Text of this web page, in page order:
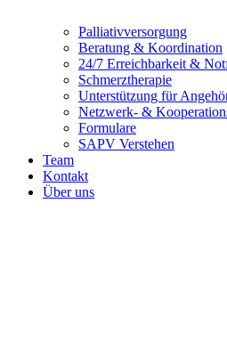
Palliativversorgung
Beratung & Koordination
24/7 Erreichbarkeit &
Schmerztherapie
Unterstützung für
Netzwerk- &
Formulare
SAPV Verstehen
Team
Kontakt
Über uns